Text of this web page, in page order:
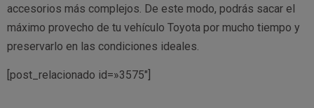
accesorios más complejos. De este modo, podrás sacar el
máximo provecho de tu vehículo Toyota por mucho tiempo y
preservarlo en las condiciones ideales.
[post_relacionado id=»3575″]